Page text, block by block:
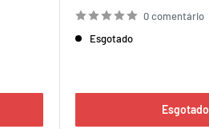
venda
0 comentário
Esgotado
Esgotado